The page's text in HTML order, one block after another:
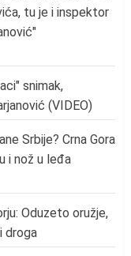
tu je i inspektor
snimak,
(VIDEO)
Srbije? Crna Gora
i nož u leđa
Oduzeto oružje,
droga